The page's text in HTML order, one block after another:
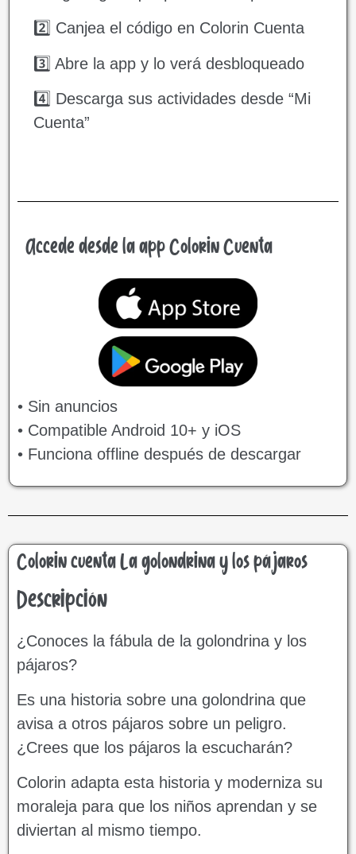
2️⃣ Canjea el código en Colorin Cuenta
3️⃣ Abre la app y lo verá desbloqueado
4️⃣ Descarga sus actividades desde “Mi
Cuenta”
Accede desde la app Colorin Cuenta
• Sin anuncios
• Compatible Android 10+ y iOS
• Funciona offline después de descargar
Colorin cuenta La golondrina y los pájaros
Descripción
¿Conoces la fábula de la golondrina y los
pájaros?
Es una historia sobre una golondrina que
avisa a otros pájaros sobre un peligro.
¿Crees que los pájaros la escucharán?
Colorin adapta esta historia y moderniza su
moraleja para que los niños aprendan y se
diviertan al mismo tiempo.